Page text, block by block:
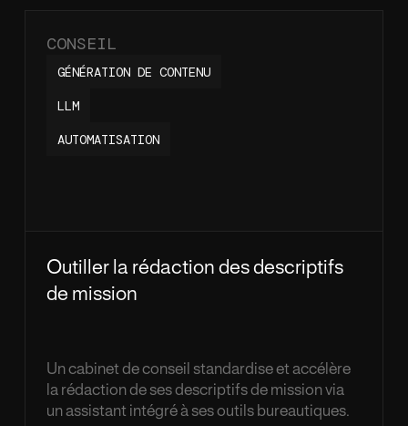
CONSEIL
GÉNÉRATION DE CONTENU
LLM
AUTOMATISATION
Outiller la rédaction des descriptifs
de mission
Un cabinet de conseil standardise et accélère
la rédaction de ses descriptifs de mission via
un assistant intégré à ses outils bureautiques.